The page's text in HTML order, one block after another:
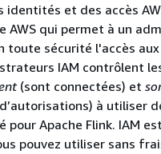
identités et des accès
AWS qui permet à un
toute sécurité l'accès aux
IAM contrôlent
(sont connectées) et
à utiliser
pour Apache Flink. IAM
pouvez utiliser sans